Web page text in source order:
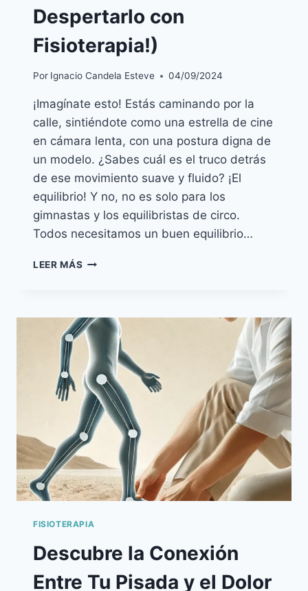
Despertarlo con
Fisioterapia!)
Por Ignacio Candela Esteve 04/09/2024
¡Imagínate esto! Estás caminando por la
calle, sintiéndote como una estrella de cine
en cámara lenta, con una postura digna de
un modelo. ¿Sabes cuál es el truco detrás
de ese movimiento suave y fluido? ¡El
equilibrio! Y no, no es solo para los
gimnastas y los equilibristas de circo.
Todos necesitamos un buen equilibrio…
LEER MÁS EQUILIBRIO:
(¡Y
CÓMO
DESPERTARLO
CON
FISIOTERAPIA!)
FISIOTERAPIA
Descubre la Conexión
Entre Tu Pisada y el Dolor